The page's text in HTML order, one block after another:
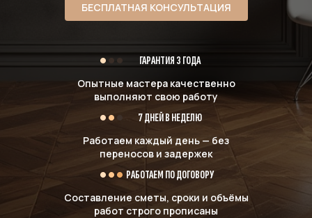
БЕСПЛАТНАЯ КОНСУЛЬТАЦИЯ
ГАРАНТИЯ 3 ГОДА
Опытные мастера качественно
выполняют свою работу
7 ДНЕЙ В НЕДЕЛЮ
Работаем каждый день — без
переносов и задержек
РАБОТАЕМ ПО ДОГОВОРУ
Составление сметы, сроки и объёмы
работ строго прописаны